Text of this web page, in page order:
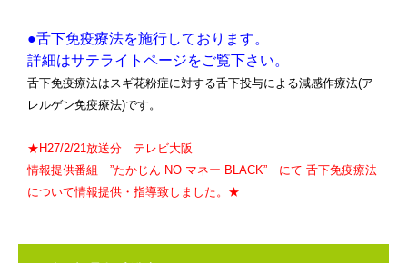
●舌下免疫療法を施行しております。
詳細はサテライトページをご覧下さい。
舌下免疫療法はスギ花粉症に対する舌下投与による減感作療法(ア
レルゲン免疫療法)です。
★H27/2/21放送分 テレビ大阪
情報提供番組 ”たかじん NO マネー BLACK” にて 舌下免疫療法
について情報提供・指導致しました。★